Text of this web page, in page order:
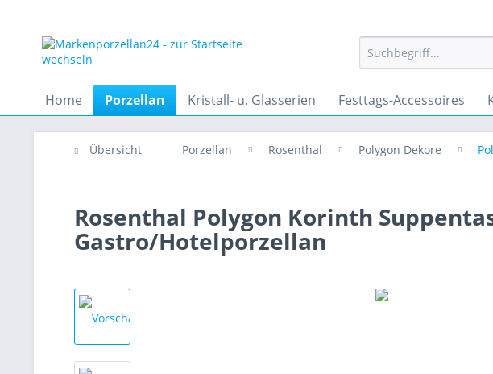
Home Porzellan Kristall- u. Glasserien Festtags-Accessoires
Übersicht Porzellan Rosenthal Polygon Dekore
Rosenthal Polygon Korinth
Gastro/Hotelporzellan